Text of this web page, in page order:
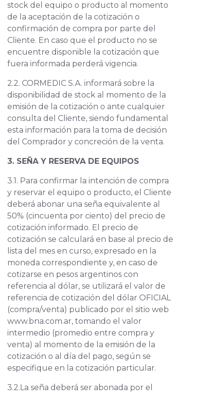
stock del equipo o producto al momento
de la aceptación de la cotización o
confirmación de compra por parte del
Cliente. En caso que el producto no se
encuentre disponible la cotización que
fuera informada perderá vigencia.
2.2. CORMEDIC S.A. informará sobre la
disponibilidad de stock al momento de la
emisión de la cotización o ante cualquier
consulta del Cliente, siendo fundamental
esta información para la toma de decisión
del Comprador y concreción de la venta.
3. SEÑA Y RESERVA DE EQUIPOS
3.1. Para confirmar la intención de compra
y reservar el equipo o producto, el Cliente
deberá abonar una seña equivalente al
50% (cincuenta por ciento) del precio de
cotización informado. El precio de
cotización se calculará en base al precio de
lista del mes en curso, expresado en la
moneda correspondiente y, en caso de
cotizarse en pesos argentinos con
referencia al dólar, se utilizará el valor de
referencia de cotización del dólar OFICIAL
(compra/venta) publicado por el sitio web
www.bna.com.ar, tomando el valor
intermedio (promedio entre compra y
venta) al momento de la emisión de la
cotización o al día del pago, según se
especifique en la cotización particular.
3.2.La seña deberá ser abonada por el